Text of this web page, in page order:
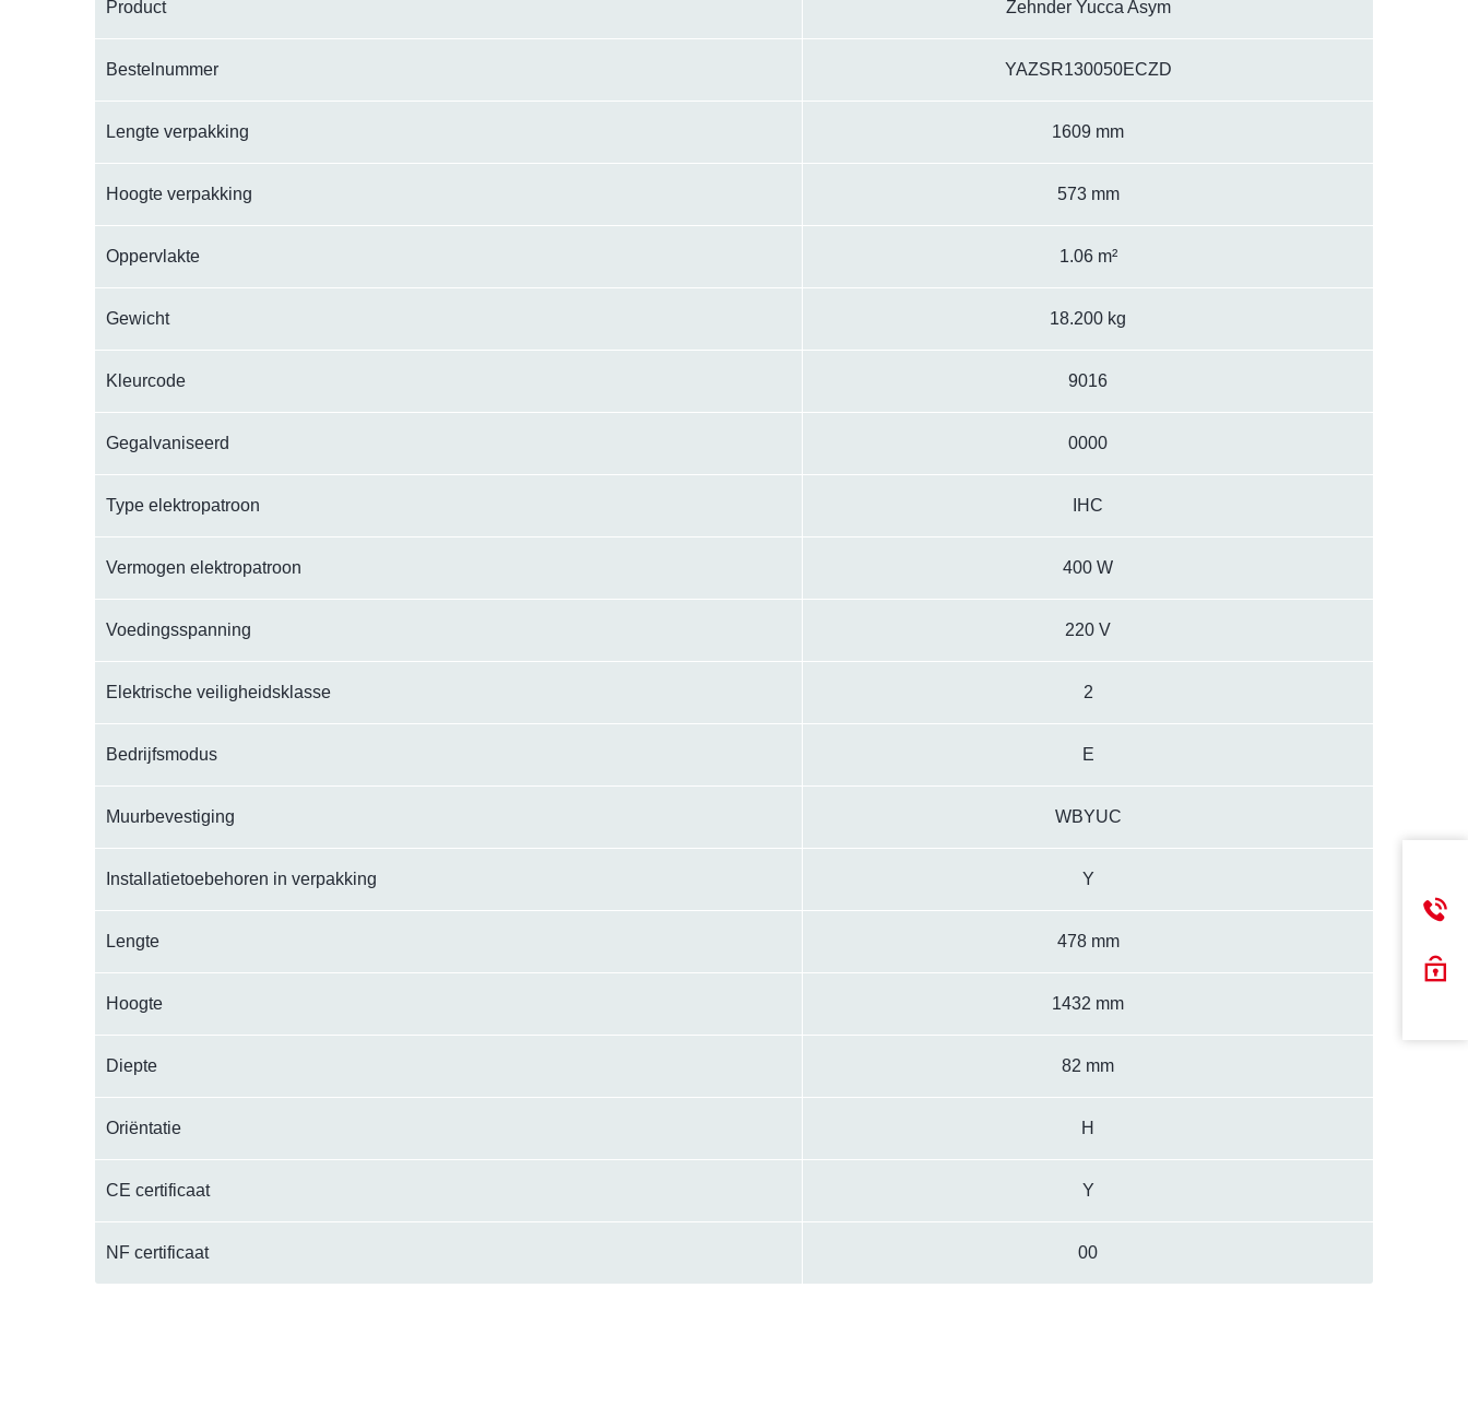
Product Zehnder Yucca Asym
Bestelnummer YAZSR130050ECZD
Lengte verpakking 1609 mm
Hoogte verpakking 573 mm
Oppervlakte 1.06 m²
Gewicht 18.200 kg
Kleurcode 9016
Gegalvaniseerd 0000
Type elektropatroon IHC
Vermogen elektropatroon 400 W
Voedingsspanning 220 V
Elektrische veiligheidsklasse 2
Bedrijfsmodus E
Muurbevestiging WBYUC
Installatietoebehoren in verpakking Y
Lengte 478 mm
Hoogte 1432 mm
Diepte 82 mm
Oriëntatie H
CE certificaat Y
NF certificaat 00